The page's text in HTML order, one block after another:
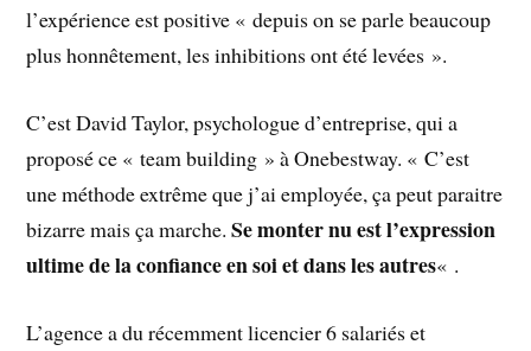
l’expérience est positive « depuis on se parle beaucoup
plus honnêtement, les inhibitions ont été levées ».
C’est David Taylor, psychologue d’entreprise, qui a
proposé ce « team building » à Onebestway. « C’est
une méthode extrême que j’ai employée, ça peut paraitre
bizarre mais ça marche.Se monter nu est l’expression
ultime de la confiance en soi et dans les autres« .
L’agence a du récemment licencier 6 salariés et